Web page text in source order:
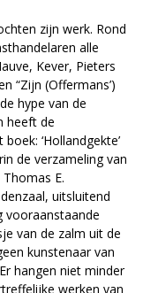
zijn werk. Rond
alle
Kever, Pieters
“Zijn (Offermans’)
hype van de
heeft de
‘Hollandgekte’
de verzameling van
E.
uitsluitend
vooraanstaande
van de zalm uit de
kunstenaar van
hangen niet minder
werken van